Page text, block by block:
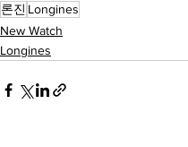
론진 Longines
New Watch
Longines